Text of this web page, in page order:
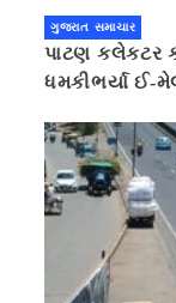
ગુજરાત સમાચાર
પાટણ કલેકટર